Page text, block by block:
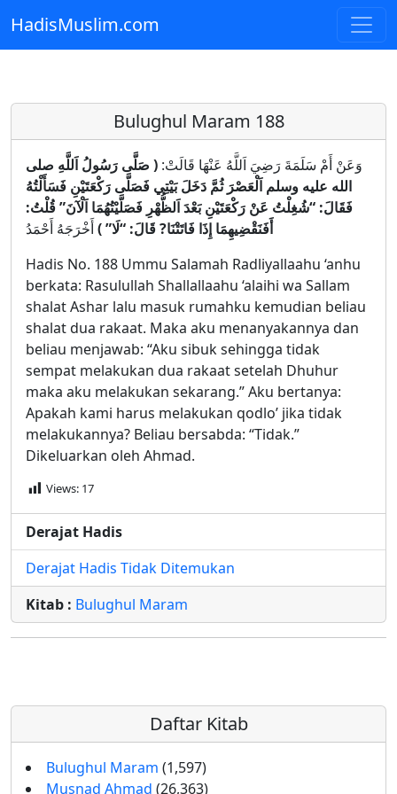
Skip to main content
HadisMuslim.com
Bulughul Maram 188
وَعَنْ أَمْ سَلَمَةَ رَضِيَ اَللَّهُ عَنْهَا قَالَتْ: ( صَلَّى رَسُولُ اَللَّهِ صلى
الله عليه وسلم اَلْعَصْرَ ثُمَّ دَخَلَ بَيْتِي فَصَلَّى رَكْعَتَيْنِ فَسَأَلْتُهُ
فَقَالَ: “شُغِلْتُ عَنْ رَكْعَتَيْنِ بَعْدَ اَلظُّهْرِ فَصَلَّيْتُهُمَا اَلْآنَ” قُلْتُ:
أَفَنَقْضِيهِمَا إِذَا فَاتَتْنَا? قَالَ: “لَا” )أَخْرَجَهُ أَحْمَدُ
Hadis No. 188 Ummu Salamah Radliyallaahu ‘anhu
berkata: Rasulullah Shallallaahu ‘alaihi wa Sallam
shalat Ashar lalu masuk rumahku kemudian beliau
shalat dua rakaat. Maka aku menanyakannya dan
beliau menjawab: “Aku sibuk sehingga tidak
sempat melakukan dua rakaat setelah Dhuhur
maka aku melakukan sekarang.” Aku bertanya:
Apakah kami harus melakukan qodlo’ jika tidak
melakukannya? Beliau bersabda: “Tidak.”
Dikeluarkan oleh Ahmad.
Views: 17
Derajat Hadis
Derajat Hadis Tidak Ditemukan
Kitab : Bulughul Maram
Daftar Kitab
Bulughul Maram (1,597)
Musnad Ahmad (26,363)